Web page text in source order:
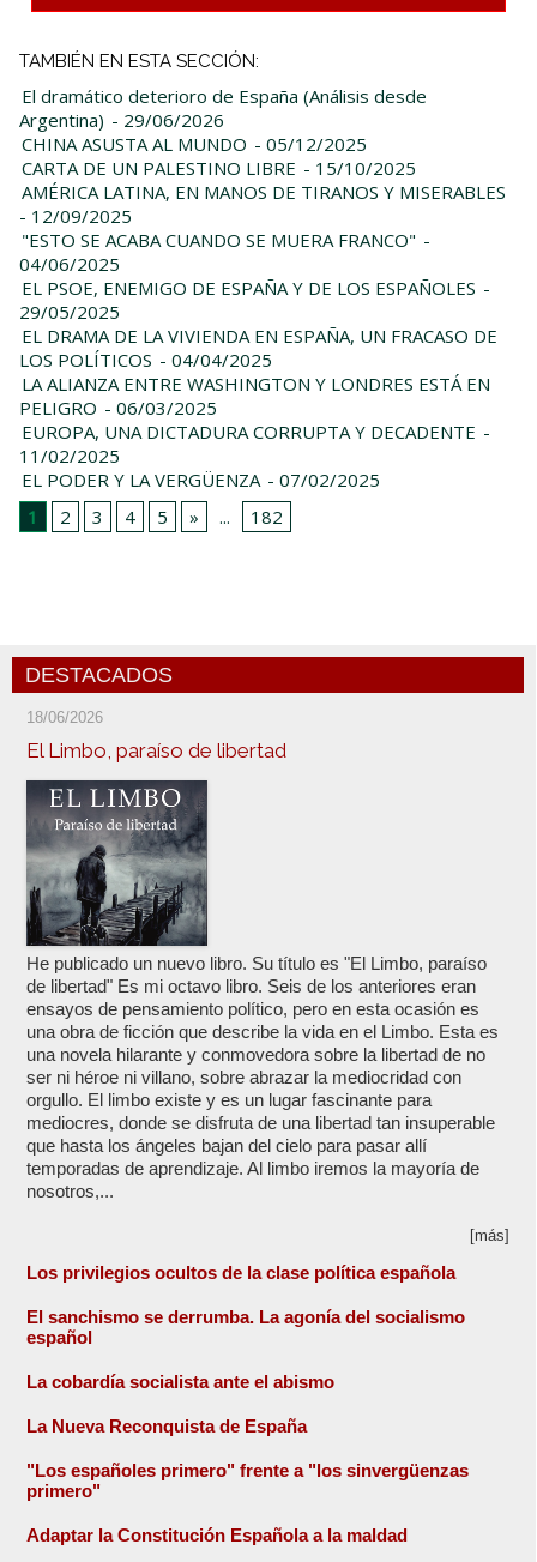
TAMBIÉN EN ESTA SECCIÓN:
El dramático deterioro de España (Análisis desde
Argentina) - 29/06/2026
CHINA ASUSTA AL MUNDO - 05/12/2025
CARTA DE UN PALESTINO LIBRE - 15/10/2025
AMÉRICA LATINA, EN MANOS DE TIRANOS Y MISERABLES
- 12/09/2025
"ESTO SE ACABA CUANDO SE MUERA FRANCO" -
04/06/2025
EL PSOE, ENEMIGO DE ESPAÑA Y DE LOS ESPAÑOLES -
29/05/2025
EL DRAMA DE LA VIVIENDA EN ESPAÑA, UN FRACASO DE
LOS POLÍTICOS - 04/04/2025
LA ALIANZA ENTRE WASHINGTON Y LONDRES ESTÁ EN
PELIGRO - 06/03/2025
EUROPA, UNA DICTADURA CORRUPTA Y DECADENTE -
11/02/2025
EL PODER Y LA VERGÜENZA - 07/02/2025
1
2 3 4 5 » ... 182
DESTACADOS
18/06/2026
El Limbo, paraíso de libertad
He publicado un nuevo libro. Su título es "El Limbo, paraíso
de libertad" Es mi octavo libro. Seis de los anteriores eran
ensayos de pensamiento político, pero en esta ocasión es
una obra de ficción que describe la vida en el Limbo. Esta es
una novela hilarante y conmovedora sobre la libertad de no
ser ni héroe ni villano, sobre abrazar la mediocridad con
orgullo. El limbo existe y es un lugar fascinante para
mediocres, donde se disfruta de una libertad tan insuperable
que hasta los ángeles bajan del cielo para pasar allí
temporadas de aprendizaje. Al limbo iremos la mayoría de
nosotros,...
[más]
Los privilegios ocultos de la clase política española
El sanchismo se derrumba. La agonía del socialismo
español
La cobardía socialista ante el abismo
La Nueva Reconquista de España
"Los españoles primero" frente a "los sinvergüenzas
primero"
Adaptar la Constitución Española a la maldad